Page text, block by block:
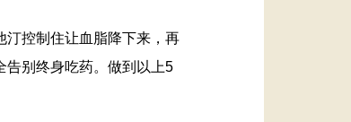
汀控制住让血脂降下来，再
告别终身吃药。做到以上5